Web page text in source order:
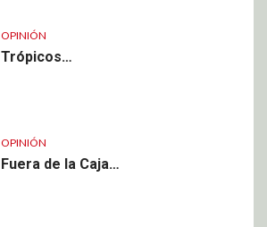
OPINIÓN
Trópicos…
OPINIÓN
Fuera de la Caja…